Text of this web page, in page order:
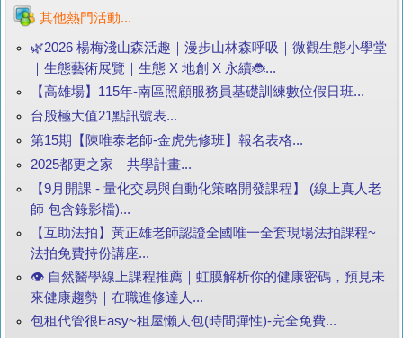
其他熱門活動...
🌿2026 楊梅淺山森活趣｜漫步山林森呼吸｜微觀生態小學堂
｜生態藝術展覽｜生態 X 地創 X 永續🐞...
【高雄場】115年-南區照顧服務員基礎訓練數位假日班...
台股極大值21點訊號表...
第15期【陳唯泰老師-金虎先修班】報名表格...
2025都更之家—共學計畫...
【9月開課 - 量化交易與自動化策略開發課程】 (線上真人老
師 包含錄影檔)...
【互助法拍】黃正雄老師認證全國唯一全套現場法拍課程~
法拍免費持份講座...
👁️ 自然醫學線上課程推薦｜虹膜解析你的健康密碼，預見未
來健康趨勢｜在職進修達人...
包租代管很Easy~租屋懶人包(時間彈性)-完全免費...